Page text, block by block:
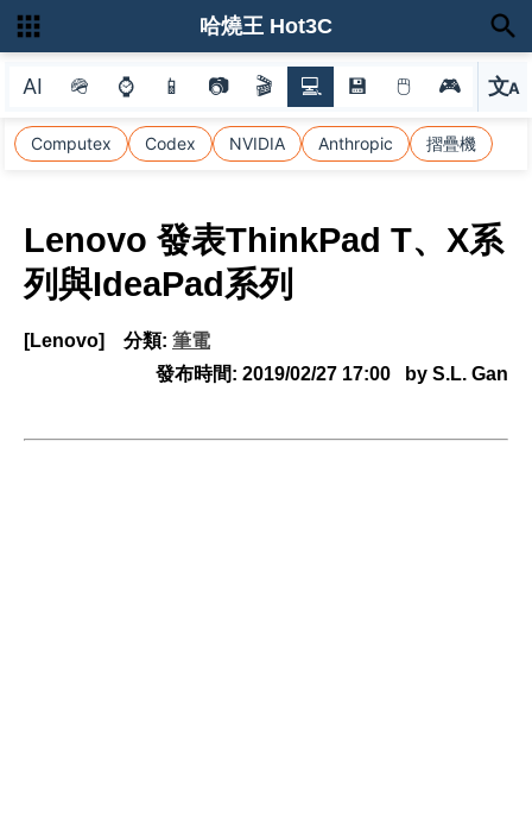
AI 🪖 ⌚ 📱 📷 🎬 💻 💾 🖱 🎮 文A
選
Computex Codex NVIDIA Anthropic 摺疊機
哈燒王 Hot3C
Lenovo 發表ThinkPad T、X系
列與IdeaPad系列
[Lenovo] 分類: 筆電
發布時間: 2019/02/27 17:00 by S.L. Gan